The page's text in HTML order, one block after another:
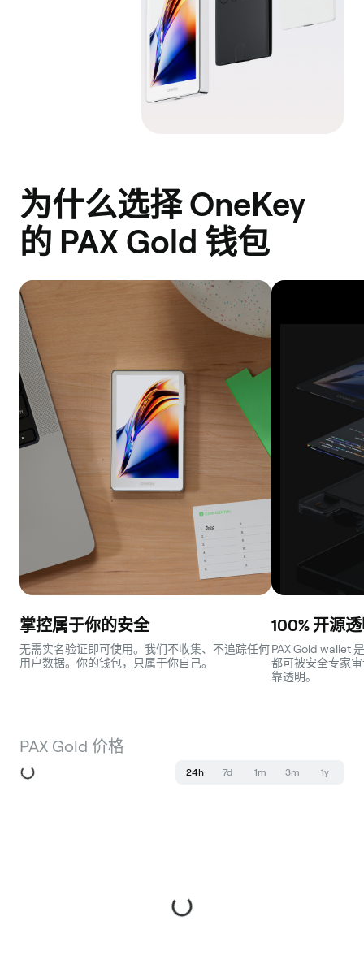
为什么选择 OneKey
的 PAX Gold 钱包
掌控属于你的安全
无需实名验证即可使用。我们不收集、不追踪任何
用户数据。你的钱包，只属于你自己。
100% 开源
PAX Gold wallet
都可被安全专家
靠透明。
PAX Gold 价格
24h 7d 1m 3m 1y